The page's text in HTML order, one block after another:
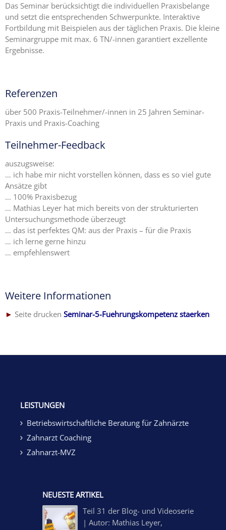
Das Seminar berücksichtigt die individuellen Praxisbelange
und setzt die entsprechenden Schwerpunkte. Interaktive
Fortbildung mit Beispielen aus der täglichen Praxis. Die kleine
Seminargruppe mit max. 6 TN/-innen garantiert exzellente
Ergebnisse.
Referenzen
über 500 Praxis-Teilnehmer/-innen in 25 Jahren Seminar-
Praxis und Praxis-Coaching
Teilnehmer-Feedback
auszugsweise:
… ich habe mir nicht vorstellen können, dass es so viel gute
Ansätze gibt
… 100% Praxisbezug
… Mathias Leyer hat mich bereits von der strukturierten
Untersuchungsmethode überzeugt
… das ist perfektes QM: aus der Praxis – für die Praxis
… ich lerne gerne hinzu
… empfehlenswert
Weitere Informationen
► Seite drucken Seminar-5-Fuehrungskompetenz staerken
LEISTUNGEN
Betriebswirtschaftliche Beratung für Zahnärzte
Zahnarzt Coaching
Zahnarzt-MVZ
NEUESTE ARTIKEL
Teil 31 der Blog- und Videoserie
| Autor: Mathias Leyer,